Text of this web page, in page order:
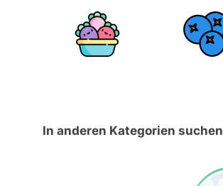
In anderen Kategorien suchen